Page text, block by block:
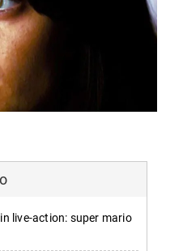
live-action: super mario